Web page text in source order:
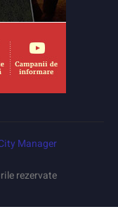
Manager
rezervate